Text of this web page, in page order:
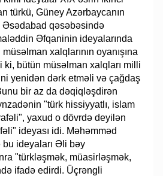
türkü, Güney Azərbaycanın
Əsədabad qəsəbəsində
Əfqaninin ideyalarında
xalqlarının oyanışına
ki, bütün müsəlman xalqları milli
yenidən dərk etməli və çağdaş
bir az da dəqiqləşdirən
"türk hissiyyatlı, islam
yaxud o dövrdə deyilən
ideyası idi. Məhəmməd
ideyaları Əli bəy
"türkləşmək, müasirləşmək,
ifadə edirdi. Üçrəngli